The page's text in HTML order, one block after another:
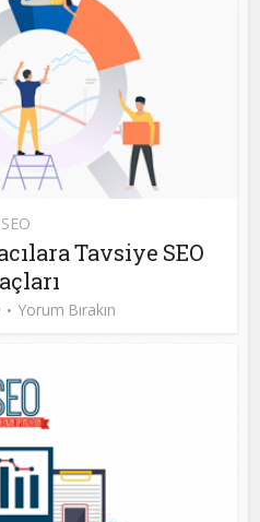
SEO
Tavsiye SEO
Yorum Bırakın